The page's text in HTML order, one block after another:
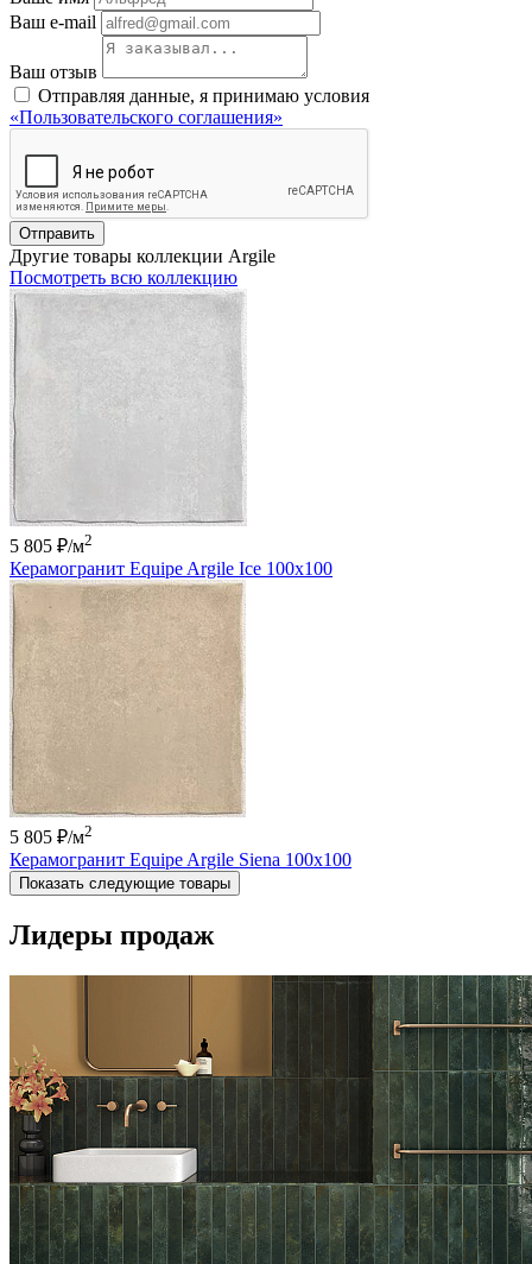
Ваш e-mail
Ваш отзыв
Отправляя данные, я принимаю условия
«Пользовательского соглашения»
Отправить
Другие товары коллекции Argile
Посмотреть всю коллекцию
5 805 ₽/м2
Керамогранит Equipe Argile Ice 100х100
5 805 ₽/м2
Керамогранит Equipe Argile Siena 100х100
Показать следующие товары
Лидеры продаж